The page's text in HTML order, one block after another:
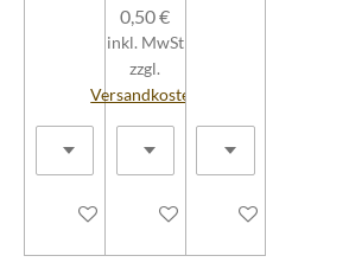
In den Warenkorb
0,50 €
inkl. MwSt
zzgl.
Versandkosten
In den WarenkorbIn den Warenkorb